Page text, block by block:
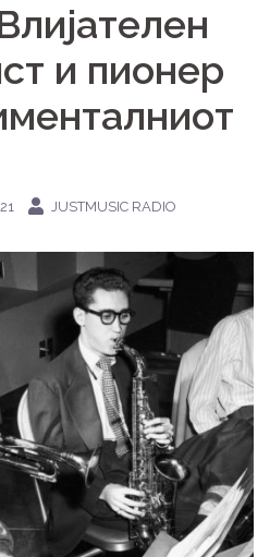
и пионер
JUSTMUSIC RADIO